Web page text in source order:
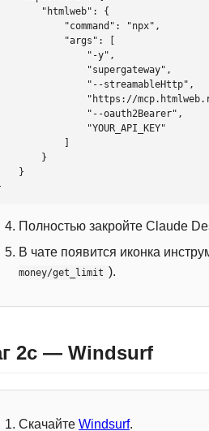
Полностью закройте Claude
В чате появится иконка
money/get_limit ).
2c — Windsurf
Скачайте Windsurf.